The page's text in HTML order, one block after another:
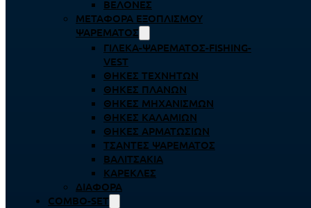
ΒΕΛΌΝΕΣ
ΜΕΤΑΦΟΡΆ ΕΞΟΠΛΙΣΜΟΎ
ΨΑΡΈΜΑΤΟΣ
ΓΙΛΈΚΑ-ΨΑΡΈΜΑΤΟΣ-FISHING-
VEST
ΘΉΚΕΣ ΤΕΧΝΗΤΏΝ
ΘΉΚΕΣ ΠΛΆΝΩΝ
ΘΉΚΕΣ ΜΗΧΑΝΙΣΜΏΝ
ΘΉΚΕΣ ΚΑΛΑΜΙΏΝ
ΘΉΚΕΣ ΑΡΜΑΤΩΣΙΏΝ
ΤΣΆΝΤΕΣ ΨΑΡΈΜΑΤΟΣ
ΒΑΛΙΤΣΆΚΙΑ
ΚΑΡΈΚΛΕΣ
ΔΙΆΦΟΡΑ
COMBO-SET